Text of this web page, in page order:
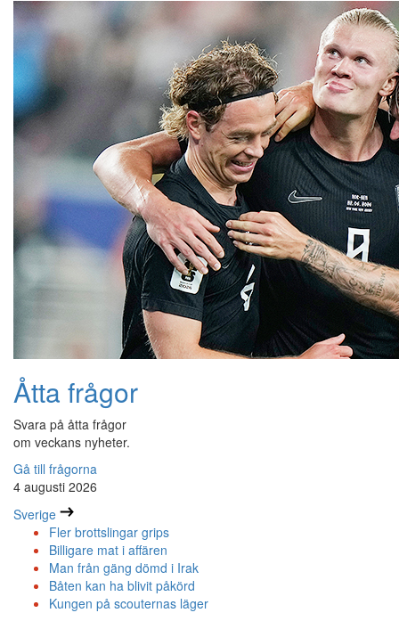
Åtta frågor
Svara på åtta frågor
om veckans nyheter.
Gå till frågorna
4 augusti 2026
Sverige
Fler brottslingar grips
Billigare mat i affären
Man från gäng dömd i Irak
Båten kan ha blivit påkörd
Kungen på scouternas läger